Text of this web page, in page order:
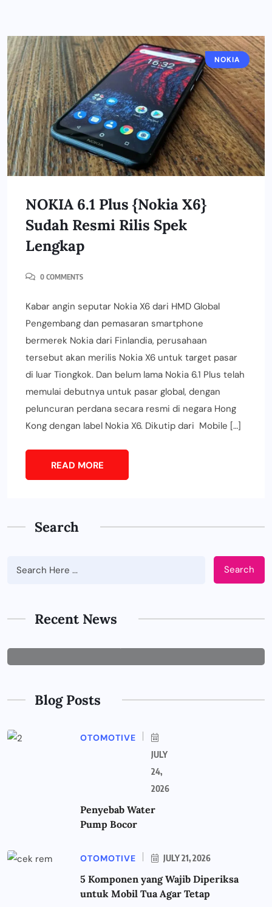
NOKIA
NOKIA 6.1 Plus {Nokia X6}
Sudah Resmi Rilis Spek
Lengkap
0 COMMENTS
Kabar angin seputar Nokia X6 dari HMD Global
Pengembang dan pemasaran smartphone
bermerek Nokia dari Finlandia, perusahaan
tersebut akan merilis Nokia X6 untuk target pasar
di luar Tiongkok. Dan belum lama Nokia 6.1 Plus telah
memulai debutnya untuk pasar global, dengan
peluncuran perdana secara resmi di negara Hong
Kong dengan label Nokia X6. Dikutip dari Mobile […]
READ MORE
Search
Search
Recent News
Tepat untuk Perusahaan
Blog Posts
OTOMOTIVE
JULY
24,
2026
Penyebab Water
Pump Bocor
OTOMOTIVE JULY 21, 2026
5 Komponen yang Wajib Diperiksa
untuk Mobil Tua Agar Tetap